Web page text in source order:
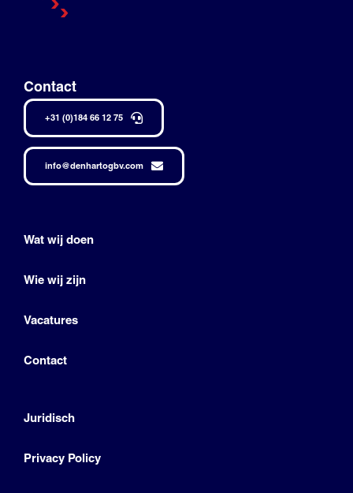
Contact
+31 (0)184 66 12 75
info@denhartogbv.com
Wat wij doen
Wie wij zijn
Vacatures
Contact
Juridisch
Privacy Policy